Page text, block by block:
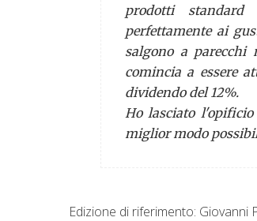
prodotti standard
perfettamente ai
salgono a parecchi
comincia a essere
dividendo del 12%.
Ho lasciato l'opificio
miglior modo
Edizione di riferimento: Giovanni